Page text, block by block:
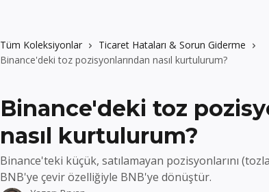
Tüm Koleksiyonlar
Ticaret Hataları & Sorun Giderme
Binance'deki toz pozisyonlarından nasıl kurtulurum?
Binance'deki toz
nasıl kurtulurum?
Binance'teki küçük, satılamayan pozisyonlarını
BNB'ye çevir özelliğiyle BNB'ye dönüştür.